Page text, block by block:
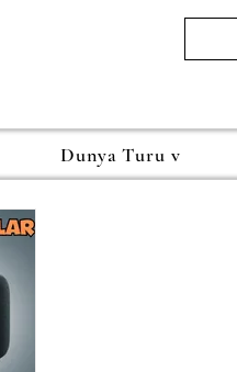
Dunya Turu v